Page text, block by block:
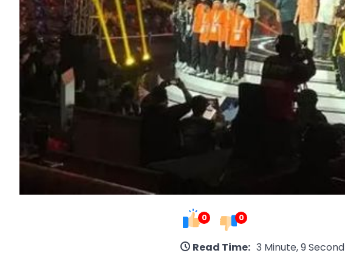
0 0
Read Time: 3 Minute, 9 Second